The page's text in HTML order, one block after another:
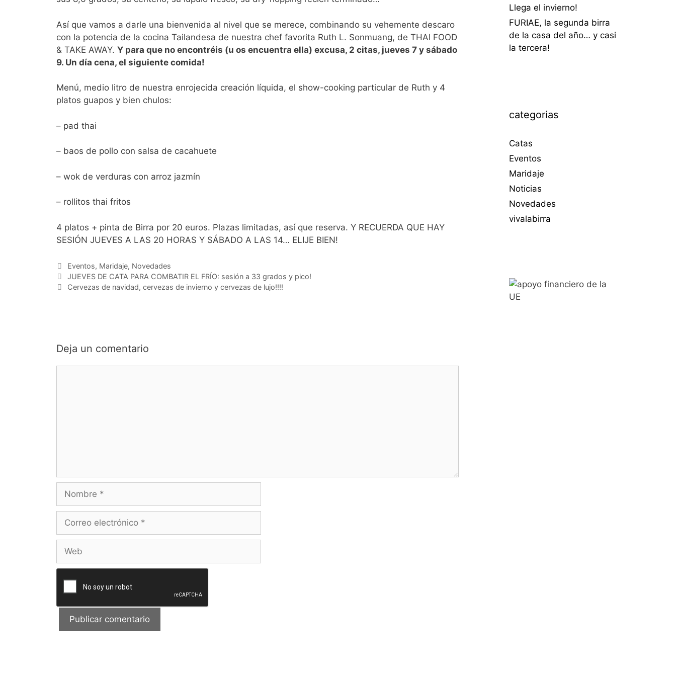
Así que vamos a darle una bienvenida al nivel que se merece, combinando su vehemente descaro
con la potencia de la cocina Tailandesa de nuestra chef favorita Ruth L. Sonmuang, de THAI FOOD
& TAKE AWAY. Y para que no encontréis (u os encuentra ella) excusa, 2 citas, jueves 7 y sábado
9. Un día cena, el siguiente comida!
Menú, medio litro de nuestra enrojecida creación líquida, el show-cooking particular de Ruth y 4
platos guapos y bien chulos:
– pad thai
– baos de pollo con salsa de cacahuete
– wok de verduras con arroz jazmín
– rollitos thai fritos
4 platos + pinta de Birra por 20 euros. Plazas limitadas, así que reserva. Y RECUERDA QUE HAY
SESIÓN JUEVES A LAS 20 HORAS Y SÁBADO A LAS 14… ELIJE BIEN!
Categorías
Eventos, Maridaje, Novedades
JUEVES DE CATA PARA COMBATIR EL FRÍO: sesión a 33 grados y pico!
Cervezas de navidad, cervezas de invierno y cervezas de lujo!!!!
Deja un comentario
Nombre
Correo
Web
Llega el invierno!
FURIAE, la segunda birra
de la casa del año… y casi
la tercera!
categorias
Catas
Eventos
Maridaje
Noticias
Novedades
vivalabirra